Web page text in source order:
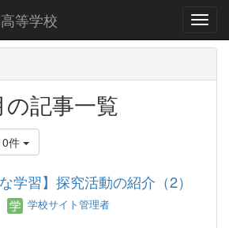
等学校
記事一覧
件
学習】探究活動の紹介（2）
学校サイト管理者